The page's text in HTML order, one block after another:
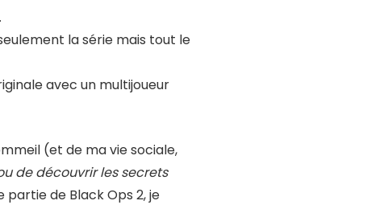
la série mais tout le
avec un multijoueur
(et de ma vie sociale,
de découvrir les secrets
partie de Black Ops 2, je